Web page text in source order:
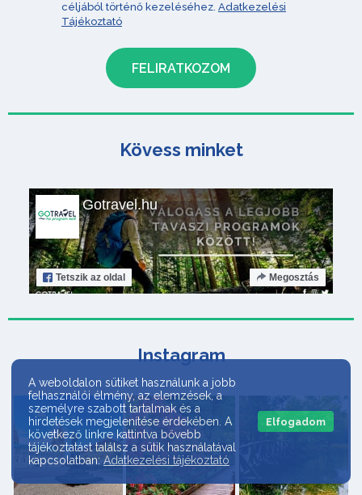
céljából történő kezeléséhez. Adatkezelési
Tájékoztató
Kövess minket
Gotravel.hu
Tetszik az oldal Megosztás
Instagram
A weboldalon sütiket használunk a jobb
felhasználói élmény, az elemzések, a
személyre szabott tartalmak és a
hirdetések megjelenítése érdekében. A
következő linkre kattintva bővebb
tájékoztatást találsz a sütik használatával
kapcsolatban: Adatkezelési tájékoztató
Elfogadom